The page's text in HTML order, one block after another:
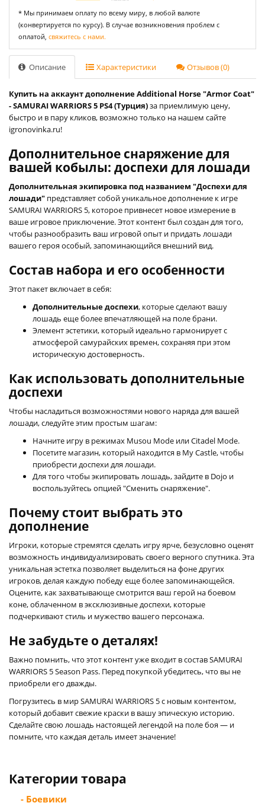
* Мы принимаем оплату по всему миру, в любой валюте
(конвертируется по курсу). В случае возникновения проблем с
оплатой, свяжитесь с нами.
Описание Характеристики Отзывов (0)
Купить на аккаунт дополнение Additional Horse "Armor Coat"
- SAMURAI WARRIORS 5 PS4 (Турция)за приемлимую цену,
быстро и в пару кликов, возможно только на нашем сайте
igronovinka.ru!
Дополнительное снаряжение для
вашей кобылы: доспехи для лошади
Дополнительная экипировка под названием "Доспехи для
лошади" представляет собой уникальное дополнение к игре
SAMURAI WARRIORS 5, которое привнесет новое измерение в
ваше игровое приключение. Этот контент был создан для того,
чтобы разнообразить ваш игровой опыт и придать лошади
вашего героя особый, запоминающийся внешний вид.
Состав набора и его особенности
Этот пакет включает в себя:
Дополнительные доспехи, которые сделают вашу
лошадь еще более впечатляющей на поле брани.
Элемент эстетики, который идеально гармонирует с
атмосферой самурайских времен, сохраняя при этом
историческую достоверность.
Как использовать дополнительные
доспехи
Чтобы насладиться возможностями нового наряда для вашей
лошади, следуйте этим простым шагам:
Начните игру в режимах Musou Mode или Citadel Mode.
Посетите магазин, который находится в My Castle, чтобы
приобрести доспехи для лошади.
Для того чтобы экипировать лошадь, зайдите в Dojo и
воспользуйтесь опцией "Сменить снаряжение".
Почему стоит выбрать это
дополнение
Игроки, которые стремятся сделать игру ярче, безусловно оценят
возможность индивидуализировать своего верного спутника. Эта
уникальная эстетка позволяет выделиться на фоне других
игроков, делая каждую победу еще более запоминающейся.
Оцените, как захватывающе смотрится ваш герой на боевом
коне, облаченном в эксклюзивные доспехи, которые
подчеркивают стиль и мужество вашего персонажа.
Не забудьте о деталях!
Важно помнить, что этот контент уже входит в состав SAMURAI
WARRIORS 5 Season Pass. Перед покупкой убедитесь, что вы не
приобрели его дважды.
Погрузитесь в мир SAMURAI WARRIORS 5 с новым контентом,
который добавит свежие краски в вашу эпическую историю.
Сделайте свою лошадь настоящей легендой на поле боя — и
помните, что каждая деталь имеет значение!
Категории товара
- Боевики